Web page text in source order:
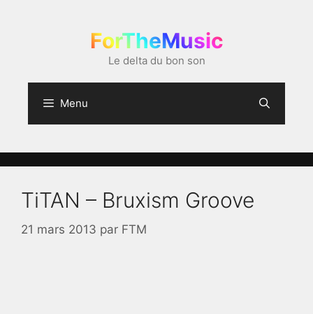
ForTheMusic
Le delta du bon son
Menu
TiTAN – Bruxism Groove
21 mars 2013 par FTM